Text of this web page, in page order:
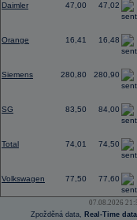
Daimler 47,00 47,02
Orange 16,41 16,48
Siemens 280,80 280,90
SG 83,50 84,00
Total 74,01 74,50
Volkswagen 77,50 77,60
07.08.2026
Zpožděná data, Real-Time